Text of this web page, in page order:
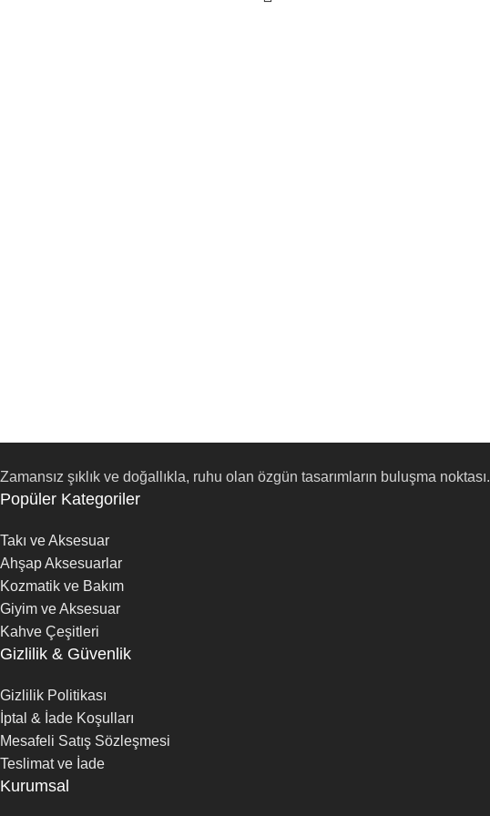
Zamansız şıklık ve doğallıkla, ruhu olan özgün tasarımların buluşma noktası.
Popüler Kategoriler
Takı ve Aksesuar
Ahşap Aksesuarlar
Kozmatik ve Bakım
Giyim ve Aksesuar
Kahve Çeşitleri
Gizlilik & Güvenlik
Gizlilik Politikası
İptal & İade Koşulları
Mesafeli Satış Sözleşmesi
Teslimat ve İade
Kurumsal